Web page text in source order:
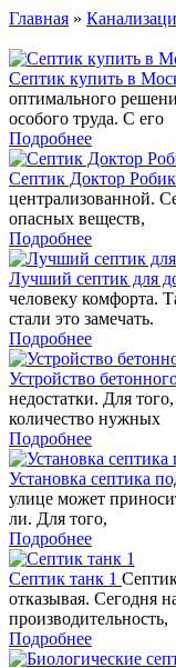
Главная »
Септик купить в
оптимального
особого труда. С его
Подробнее
Септик Доктор Робик
централизованной.
опасных веществ,
Подробнее
Лучший септик для
человеку комфорта.
стали это замечать.
Подробнее
Устройство
недостатки. Для
количество нужных
Подробнее
Установка септика
улице может
ли. Для того,
Подробнее
Септик танк 1
отказывая. Сегодня
производительность,
Подробнее